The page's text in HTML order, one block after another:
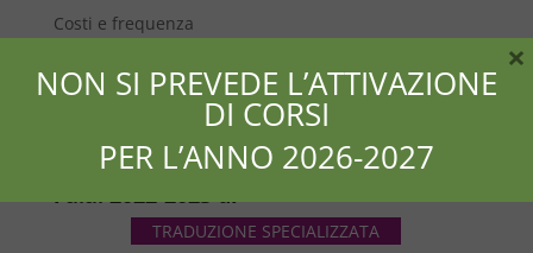
Costi e frequenza
Fino al 05/10/2022, sono aperte le pre-
iscrizioni alle selezioni per i corsi per
TRADUZIONE SPECIALIZZATA
NON SI PREVEDE L’ATTIVAZIONE
DI CORSI
PER L’ANNO 2026-2027
×